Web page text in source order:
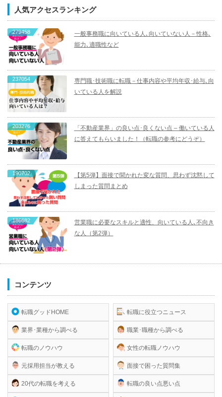
人気アクセスランキング
279458
一般事務職に向いている人､向いていない人－性格､
能力､適職性など
237054
専門職･技術職に転職－仕事内容や平均年収･給与､向
いている人を解説
203276
「不動産業界」の良い点･良くない点 – 働いている人
に答えてもらいました！（転職の参考にどうぞ）
190702
【第5弾】面接で聞かれた変な質問、思わず沈黙して
しまった質問まとめ
186682
営業職に必要なスキルと適性、向いている人､不向き
な人（第2弾）
コンテンツ
転職グッドHOME
業界･業種から調べる
転職のノウハウ
元採用担当が教える
20代の転職を考える
転職に役立つニュース
職業･職種から調べる
女性の転職ノウハウ
面接で困った質問集
転職の良い点悪い点